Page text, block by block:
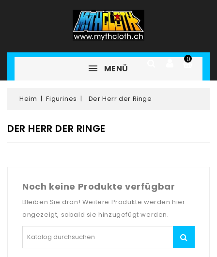
0
MENÜ
Heim Figurines Der Herr der Ringe
DER HERR DER RINGE
Noch keine Produkte verfügbar
Bleiben Sie dran! Weitere Produkte werden hier
angezeigt, sobald sie hinzugefügt werden.